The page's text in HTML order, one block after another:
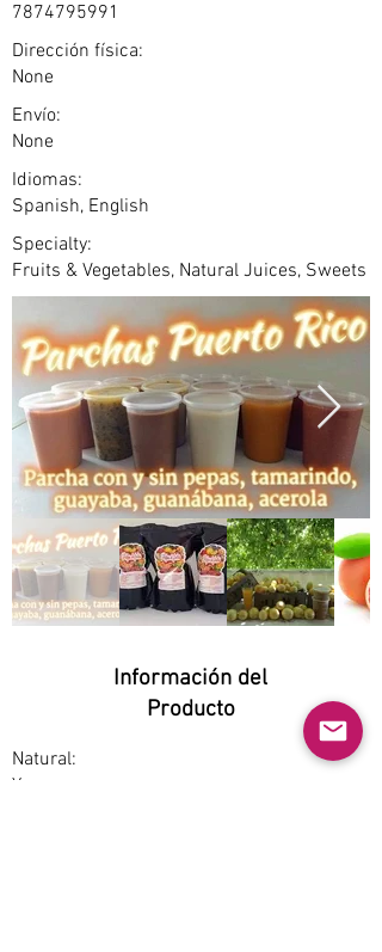
7874795991
Dirección física:
None
Envío:
None
Idiomas:
Spanish, English
Specialty:
Fruits & Vegetables, Natural Juices, Sweets
Información del
Producto
Natural:
Yes